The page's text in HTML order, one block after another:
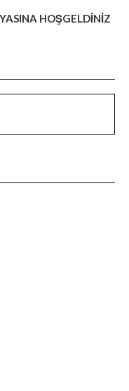
HOŞGELDİNİZ